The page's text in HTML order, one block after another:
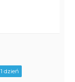
1 dzień